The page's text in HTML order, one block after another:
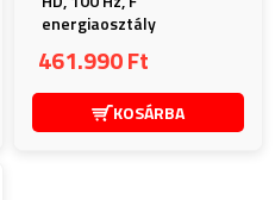
energiaosztály
461.990 Ft
KOSÁRBA